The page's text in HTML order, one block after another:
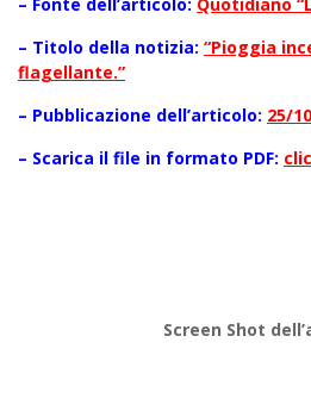
– Titolo della notizia: “Pioggia
flagellante.”
– Pubblicazione dell’articolo: 25/
– Scarica il file in formato PDF:
Screen Shot